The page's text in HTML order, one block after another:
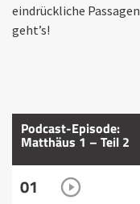
eindrückliche
geht’s!
Podcast-Episode:
Matthäus 1 – Teil 2
01